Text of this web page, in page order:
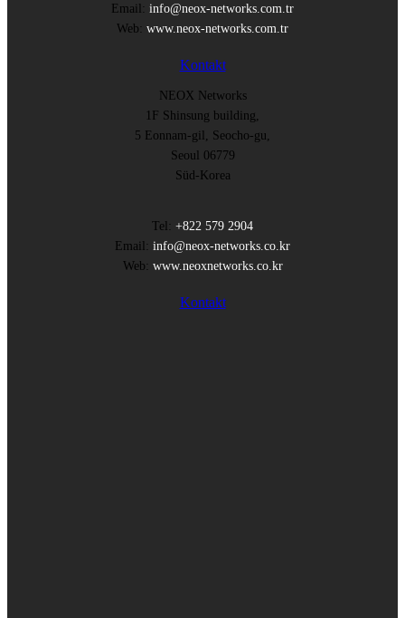
Email: info@neox-networks.com.tr
Web: www.neox-networks.com.tr
Kontakt
NEOX Networks
1F Shinsung building,
5 Eonnam-gil, Seocho-gu,
Seoul 06779
Süd-Korea
Tel: +822 579 2904
Email: info@neox-networks.co.kr
Web: www.neoxnetworks.co.kr
Kontakt